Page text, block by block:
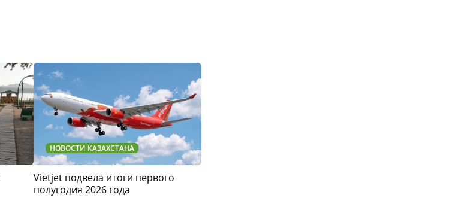
НОВОСТИ КАЗАХСТАНА
Vietjet подвела итоги первого
полугодия 2026 года